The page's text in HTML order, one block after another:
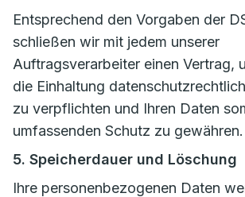
Entsprechend den Vorgaben der
schließen wir mit jedem unserer
Auftragsverarbeiter einen Vertrag,
die Einhaltung
zu verpflichten und Ihren Daten
umfassenden Schutz zu gewähren.
5. Speicherdauer und Löschung
Ihre personenbezogenen Daten